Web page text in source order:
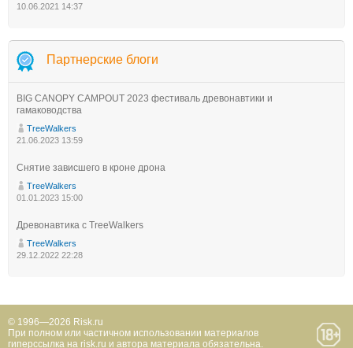
10.06.2021 14:37
Партнерские блоги
BIG CANOPY CAMPOUT 2023 фестиваль древонавтики и
гамаководства
TreeWalkers
21.06.2023 13:59
Снятие зависшего в кроне дрона
TreeWalkers
01.01.2023 15:00
Древонавтика с TreeWalkers
TreeWalkers
29.12.2022 22:28
© 1996—2026 Risk.ru
При полном или частичном использовании материалов
гиперссылка на risk.ru и автора материала обязательна.